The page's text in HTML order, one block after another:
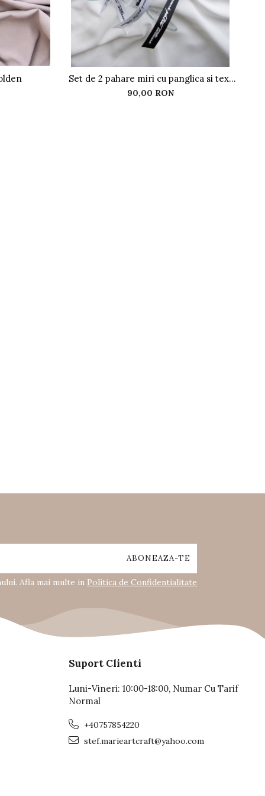
Set de 2 pahare miri cu panglica si text
auriu
90,00 RON
Afla mai multe in Politica de Confidentialitate
Suport Clienti
Luni-Vineri: 10:00-18:00, Numar Cu Tarif
Normal
+40757854220
stef.marieartcraft@yahoo.com